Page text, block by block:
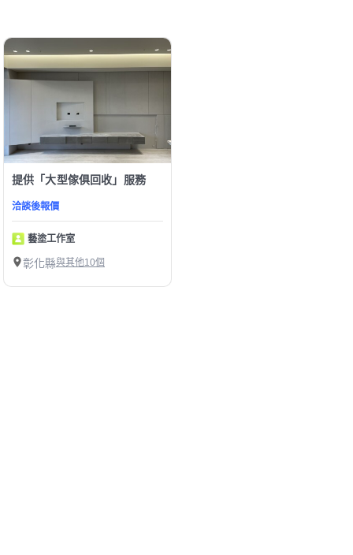
提供「大型傢俱回收」服務
洽談後報價
藝塗工作室
彰化縣與其他10個